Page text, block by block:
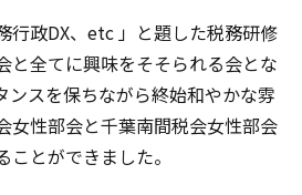
行政DX、etc 」と題した税務研修
と全てに興味をそそられる会とな
ンスを保ちながら終始和やかな雰
女性部会と千葉南間税会女性部会
とができました。